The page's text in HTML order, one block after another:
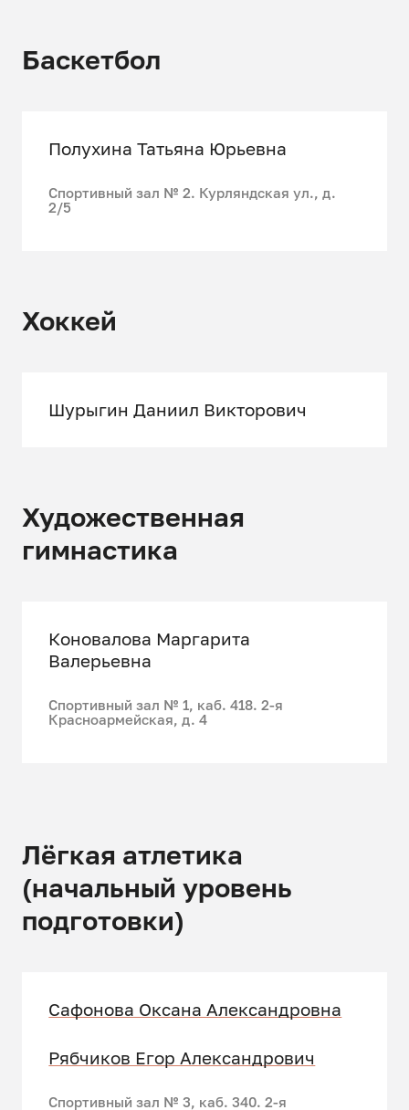
Баскетбол
Полухина Татьяна Юрьевна
Спортивный зал № 2. Курляндская ул., д.
2/5
Хоккей
Шурыгин Даниил Викторович
Художественная
гимнастика
Коновалова Маргарита
Валерьевна
Спортивный зал № 1, каб. 418. 2-я
Красноармейская, д. 4
Лёгкая атлетика
(начальный уровень
подготовки)
Сафонова Оксана Александровна
Рябчиков Егор Александрович
Спортивный зал № 3, каб. 340. 2-я